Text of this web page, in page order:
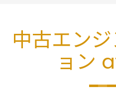
中古エン
ョン